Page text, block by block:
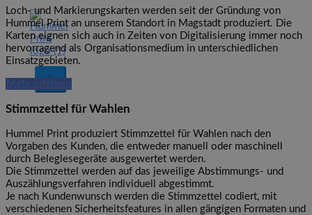
X
Loch- und Markierungskarten werden seit der Gründung von
Hummel Print an unserem Standort in Magstadt produziert. Die
Karten eignen sich auch in Zeiten von Digitalisierung immer noch
hervorragend als Organisationsmedium in unterschiedlichen
Einsatzgebieten.
Mehr erfahren
Stimmzettel für Wahlen
Hummel Print produziert Stimmzettel für Wahlen nach den
Vorgaben des Kunden, die entweder manuell oder maschinell
durch Beleglesegeräte ausgewertet werden.
Die Stimmzettel werden auf das jeweilige Abstimmungs- und
Auszählungsverfahren individuell abgestimmt.
Je nach Kundenwunsch werden die Stimmzettel codiert, mit
verschiedenen Sicherheitsfeatures in allen gängigen Formaten und